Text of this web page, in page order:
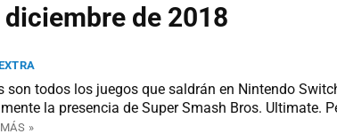
diciembre de 2018
son todos los juegos que saldrán en Nintendo
la presencia de Super Smash Bros. Ultimate.
»